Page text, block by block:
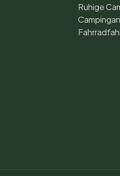
Ruhige